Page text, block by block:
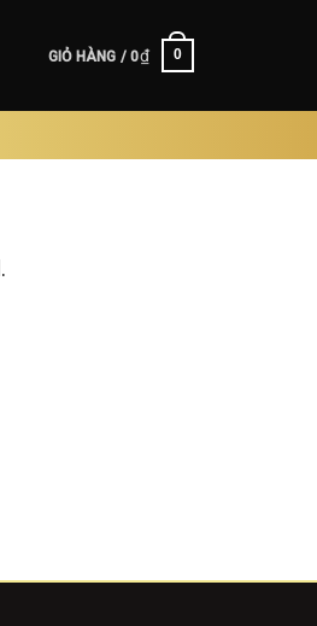
GIỎ HÀNG /0₫ 0